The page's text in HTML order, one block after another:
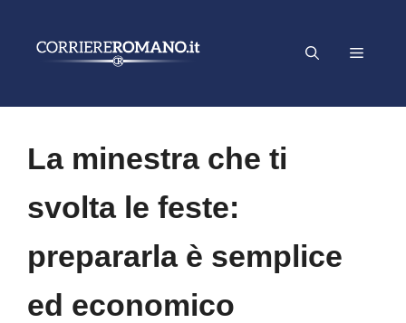
Menu
La minestra che ti
svolta le feste:
prepararla è semplice
ed economico